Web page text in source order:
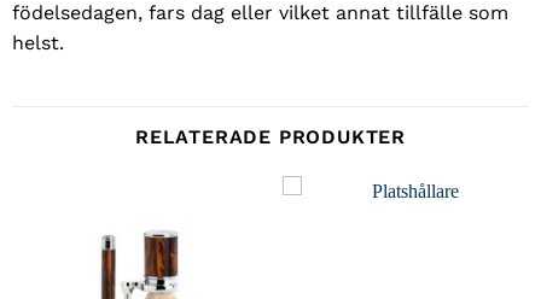
födelsedagen, fars dag eller vilket annat tillfälle som
helst.
RELATERADE PRODUKTER